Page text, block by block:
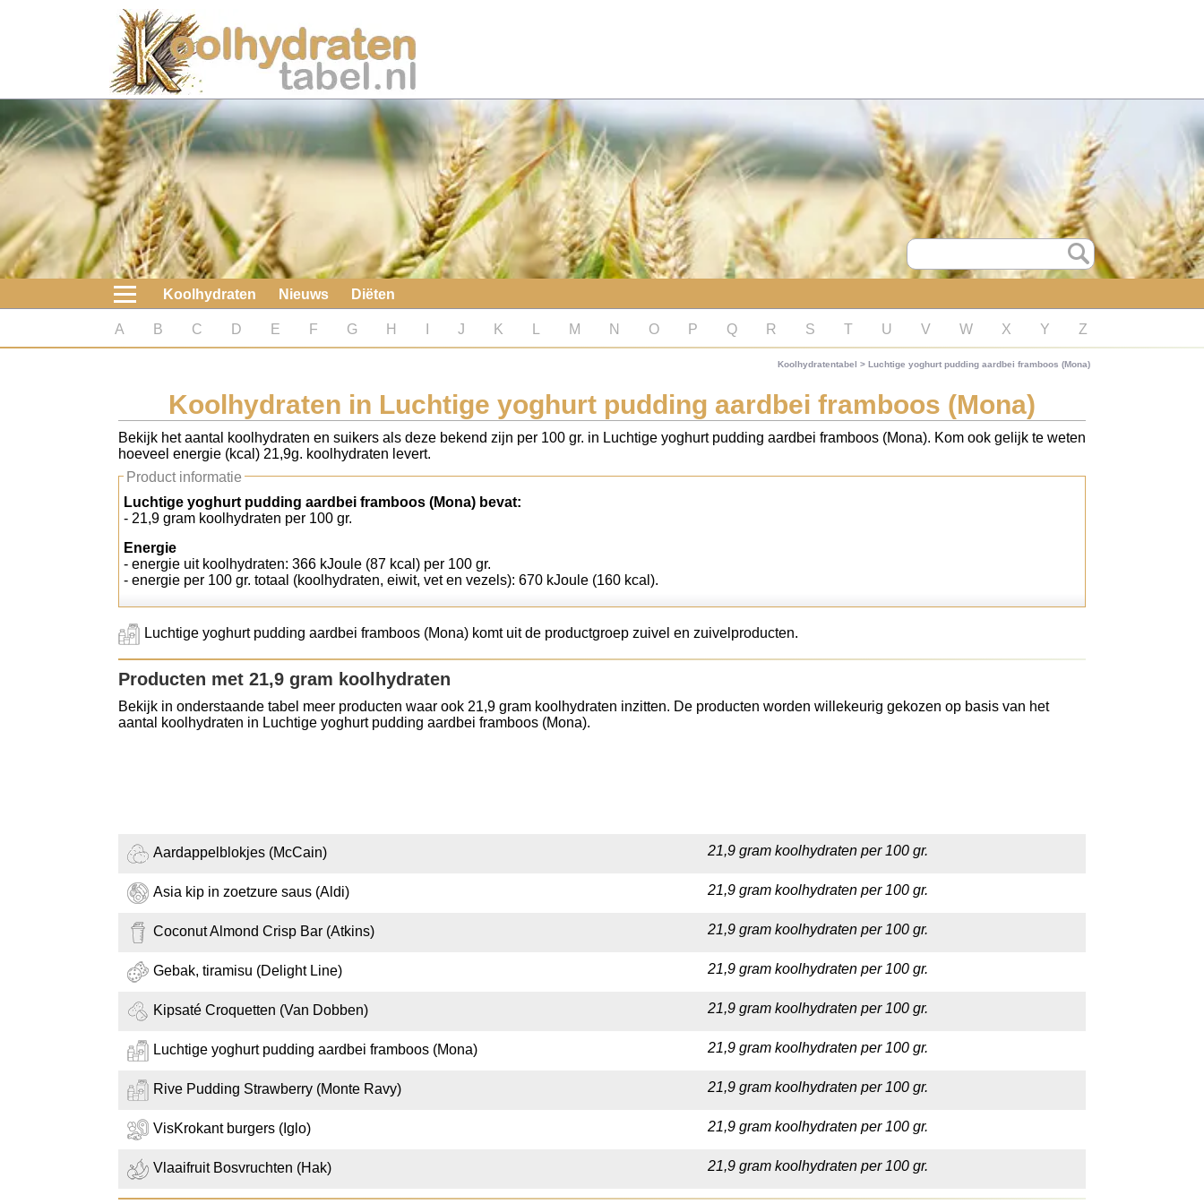
Koolhydraten
Nieuws
Koolhydraatarme diëten
Boeken
koolhydraatarme diëten
Diabetes test
Koolhydraten tellen
Koolhydraten Nieuws Diëten
A B C D E F G H J K M N O P Q R S T U V W X Y Z
Koolhydratentabel > Luchtige yoghurt pudding aardbei framboos (Mona)
Koolhydraten in Luchtige yoghurt pudding aardbei framboos (Mona)
Bekijk het aantal koolhydraten en suikers als deze bekend zijn per 100 gr. in Luchtige yoghurt pudding aardbei framboos (Mona). Kom ook gelijk te weten
hoeveel energie (kcal) 21,9g. koolhydraten levert.
Product informatie
Luchtige yoghurt pudding aardbei framboos (Mona) bevat:
- 21,9 gram koolhydraten per 100 gr.
Energie
- energie uit koolhydraten: 366 kJoule (87 kcal) per 100 gr.
- energie per 100 gr. totaal (koolhydraten, eiwit, vet en vezels): 670 kJoule (160 kcal).
Luchtige yoghurt pudding aardbei framboos (Mona) komt uit de productgroep zuivel en zuivelproducten.
Producten met 21,9 gram koolhydraten
Bekijk in onderstaande tabel meer producten waar ook 21,9 gram koolhydraten inzitten. De producten worden willekeurig gekozen op basis van het
aantal koolhydraten in Luchtige yoghurt pudding aardbei framboos (Mona).
Aardappelblokjes (McCain) 21,9 gram koolhydraten per 100 gr.
Asia kip in zoetzure saus (Aldi) 21,9 gram koolhydraten per 100 gr.
Coconut Almond Crisp Bar (Atkins) 21,9 gram koolhydraten per 100 gr.
Gebak, tiramisu (Delight Line) 21,9 gram koolhydraten per 100 gr.
Kipsaté Croquetten (Van Dobben) 21,9 gram koolhydraten per 100 gr.
Luchtige yoghurt pudding aardbei framboos (Mona) 21,9 gram koolhydraten per 100 gr.
Rive Pudding Strawberry (Monte Ravy) 21,9 gram koolhydraten per 100 gr.
VisKrokant burgers (Iglo) 21,9 gram koolhydraten per 100 gr.
Vlaaifruit Bosvruchten (Hak) 21,9 gram koolhydraten per 100 gr.